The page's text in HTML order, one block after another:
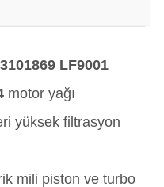
LF9001
motor yağı
yüksek filtrasyon
mili piston ve turbo